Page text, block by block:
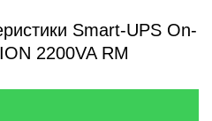
Smart-UPS On-
2200VA RM